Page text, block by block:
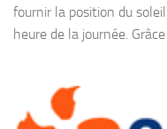
fournir la position du
heure de la journée.